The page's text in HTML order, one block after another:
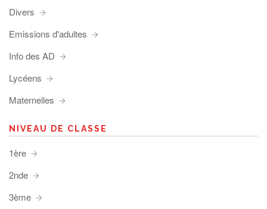
Divers
Emissions d'adultes
Info des AD
Lycéens
Maternelles
NIVEAU DE CLASSE
1ère
2nde
3ème